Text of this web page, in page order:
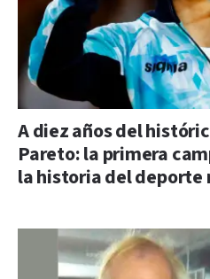
A diez años del
Pareto: la primera
la historia del deporte